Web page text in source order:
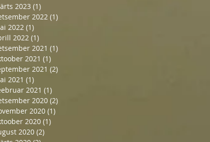
2023 (1)
2022 (1)
2022 (1)
2022 (1)
2021 (1)
2021 (1)
2021 (2)
2021 (1)
2021 (1)
2020 (2)
2020 (1)
2020 (1)
2020 (2)